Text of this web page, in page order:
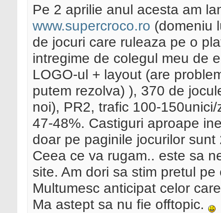
Pe 2 aprilie anul acesta am
www.supercroco.ro (domeniu
de jocuri care ruleaza pe o
intregime de colegul meu de
LOGO-ul + layout (are
putem rezolva) ), 370 de
noi), PR2, trafic 100-
47-48%. Castiguri aproape
doar pe paginile jocurilor sunt
Ceea ce va rugam.. este sa
site. Am dori sa stim pretul
Multumesc anticipat celor
Ma astept sa nu fie offtopic.